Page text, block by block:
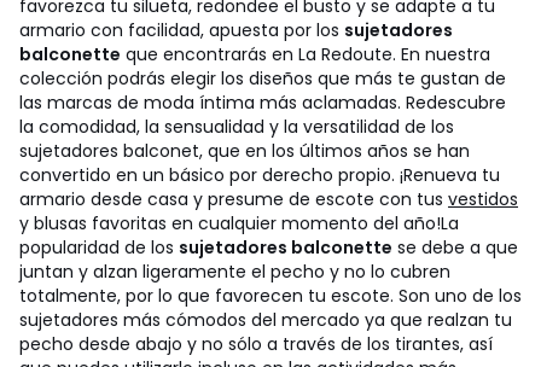
favorezca tu silueta, redondee el busto y se adapte a tu
armario con facilidad, apuesta por los sujetadores
balconette que encontrarás en La Redoute. En nuestra
colección podrás elegir los diseños que más te gustan de
las marcas de moda íntima más aclamadas. Redescubre
la comodidad, la sensualidad y la versatilidad de los
sujetadores balconet, que en los últimos años se han
convertido en un básico por derecho propio. ¡Renueva tu
armario desde casa y presume de escote con tus vestidos
y blusas favoritas en cualquier momento del año!La
popularidad de los sujetadores balconette se debe a que
juntan y alzan ligeramente el pecho y no lo cubren
totalmente, por lo que favorecen tu escote. Son uno de los
sujetadores más cómodos del mercado ya que realzan tu
pecho desde abajo y no sólo a través de los tirantes, así